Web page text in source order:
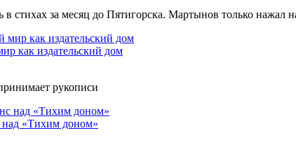
в стихах за месяц до Пятигорска. Мартынов только нажал
как издательский дом
рукописи
над «Тихим доном»